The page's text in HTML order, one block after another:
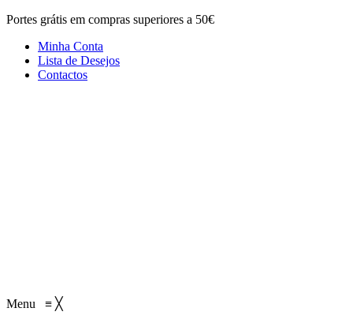
Portes grátis em compras superiores a 50€
Minha Conta
Lista de Desejos
Contactos
Menu ≡ ╳